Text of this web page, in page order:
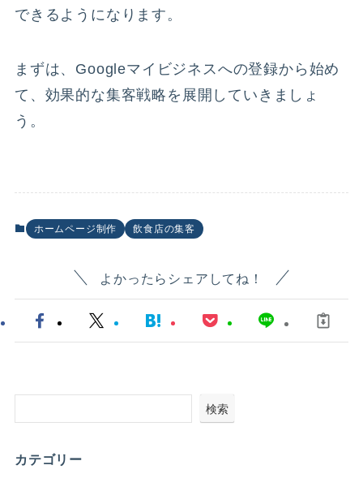
できるようになります。
まずは、Googleマイビジネスへの登録から始め
て、効果的な集客戦略を展開していきましょ
う。
ホームページ制作 飲食店の集客
よかったらシェアしてね！
検索
カテゴリー